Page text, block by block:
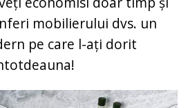
mobilierului dvs. un
pe care l-ați dorit